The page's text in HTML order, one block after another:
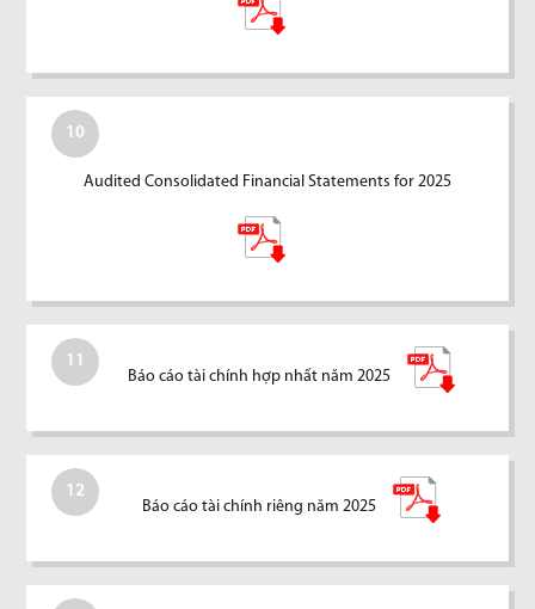
10
Audited Consolidated Financial Statements for 2025
11
Báo cáo tài chính hợp nhất năm 2025
12
Báo cáo tài chính riêng năm 2025